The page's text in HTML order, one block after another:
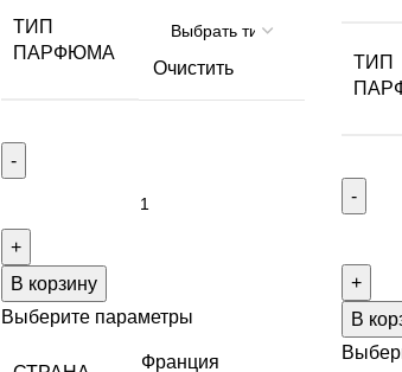
ТИП
ПАРФЮМА
Очистить
В корзину
Выберите параметры
Франция
ТИП
В